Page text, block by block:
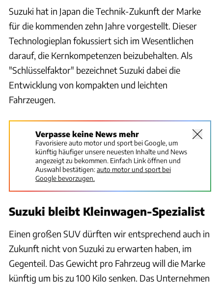
Suzuki hat in Japan die Technik-Zukunft der Marke
für die kommenden zehn Jahre vorgestellt. Dieser
Technologieplan fokussiert sich im Wesentlichen
darauf, die Kernkompetenzen beizubehalten. Als
"Schlüsselfaktor" bezeichnet Suzuki dabei die
Entwicklung von kompakten und leichten
Fahrzeugen.
Verpasse keine News mehr
Favorisiere auto motor und sport bei Google, um
künftig häufiger unsere neuesten Inhalte und News
angezeigt zu bekommen. Einfach Link öffnen und
Auswahl bestätigen:auto motor und sport bei
Google bevorzugen.
Suzuki bleibt Kleinwagen-Spezialist
Einen großen SUV dürften wir entsprechend auch in
Zukunft nicht von Suzuki zu erwarten haben, im
Gegenteil. Das Gewicht pro Fahrzeug will die Marke
künftig um bis zu 100 Kilo senken. Das Unternehmen